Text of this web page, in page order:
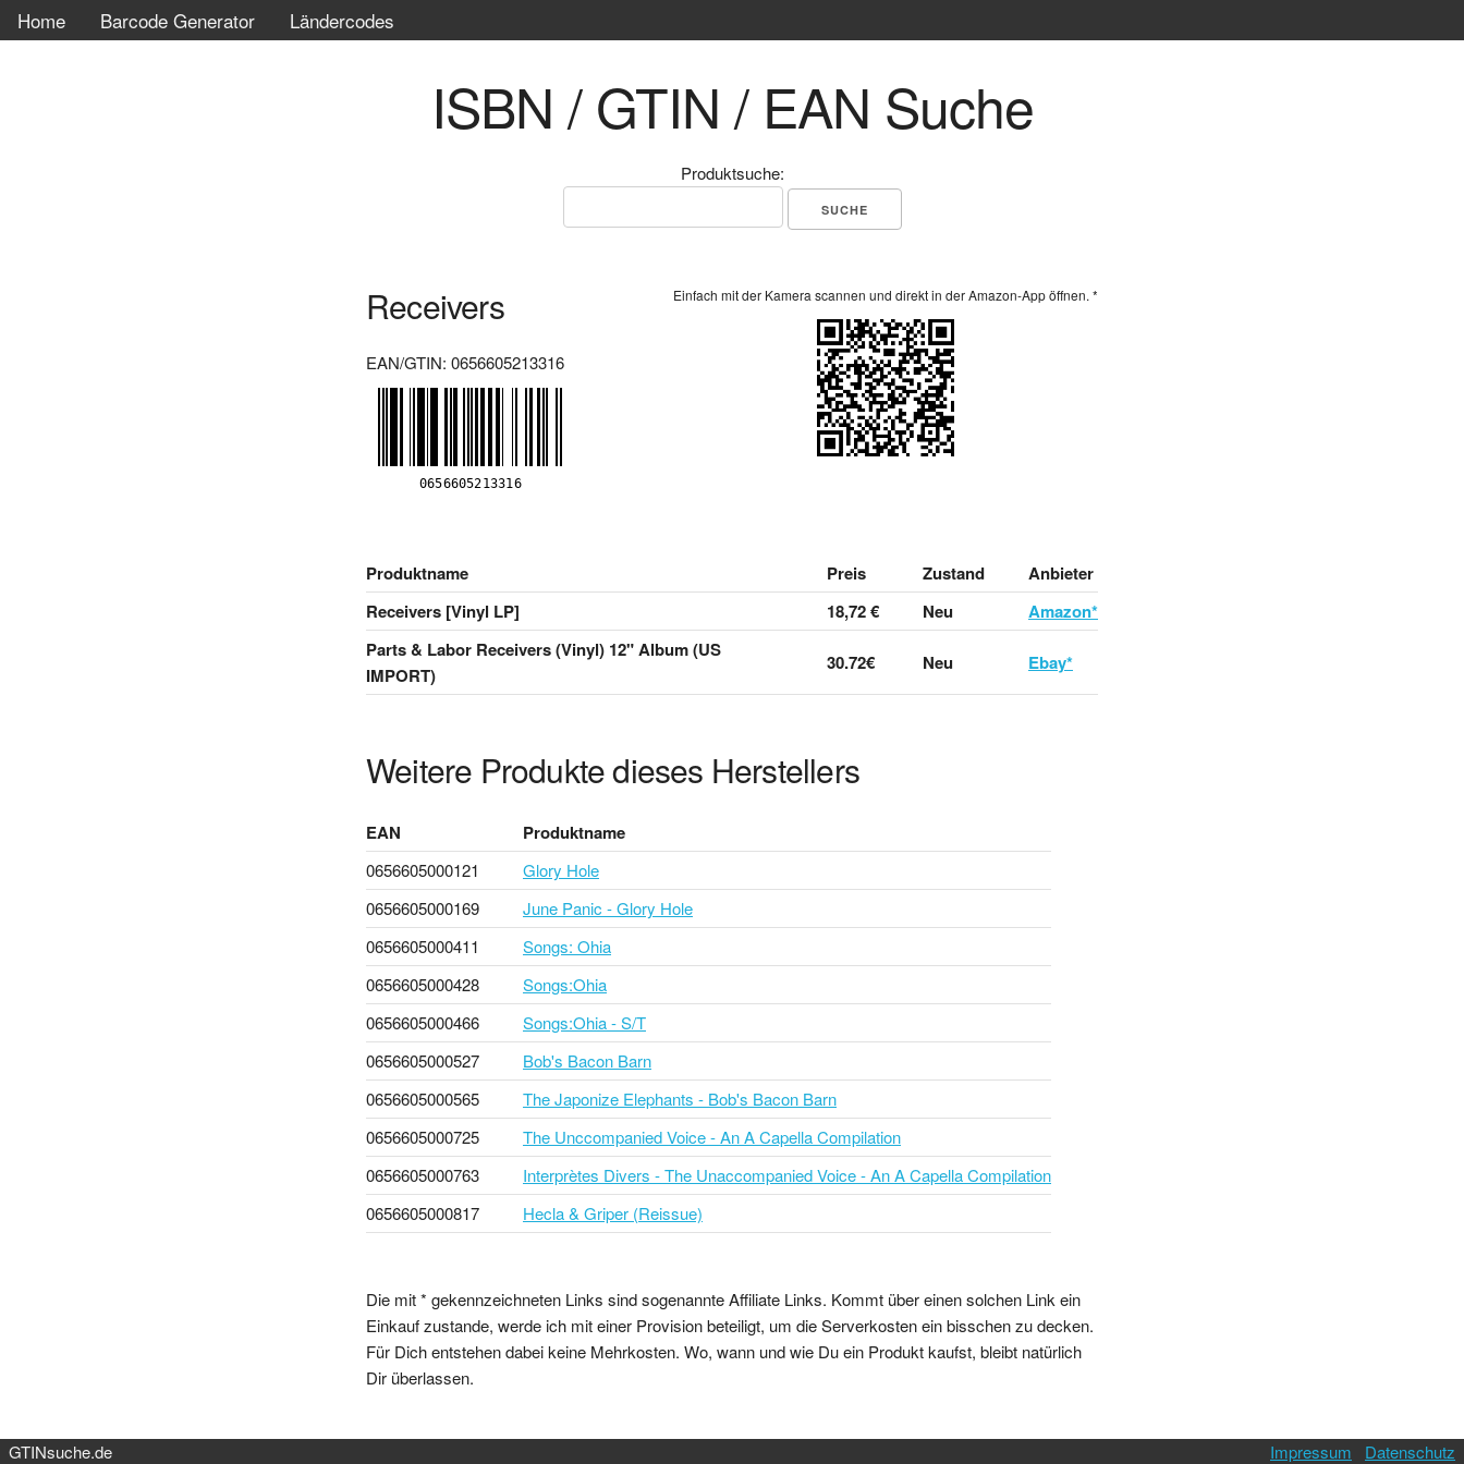
Home Barcode Generator Ländercodes
ISBN / GTIN / EAN Suche
Produktsuche:
Receivers
EAN/GTIN: 0656605213316
Einfach mit der Kamera scannen und direkt in der Amazon-App öffnen. *
Produktname Preis Zustand
Anbieter
Receivers [Vinyl LP]
18,72 € Neu
Amazon*
Parts & Labor Receivers (Vinyl) 12" Album (US
IMPORT)
30.72€ Neu Ebay*
Weitere Produkte dieses Herstellers
EAN Produktname
0656605000121
Glory Hole
0656605000169
June Panic - Glory Hole
0656605000411
Songs: Ohia
0656605000428
Songs:Ohia
0656605000466
Songs:Ohia - S/T
0656605000527
Bob's Bacon Barn
0656605000565
The Japonize Elephants - Bob's Bacon Barn
0656605000725
The Unccompanied Voice - An A Capella Compilation
0656605000763
Interprètes Divers - The Unaccompanied Voice - An A Capella Compilation
0656605000817
Hecla & Griper (Reissue)
Die mit * gekennzeichneten Links sind sogenannte Affiliate Links. Kommt über einen solchen Link ein
Einkauf zustande, werde ich mit einer Provision beteiligt, um die Serverkosten ein bisschen zu decken.
Für Dich entstehen dabei keine Mehrkosten. Wo, wann und wie Du ein Produkt kaufst, bleibt natürlich
Dir überlassen.
GTINsuche.de Impressum Datenschutz